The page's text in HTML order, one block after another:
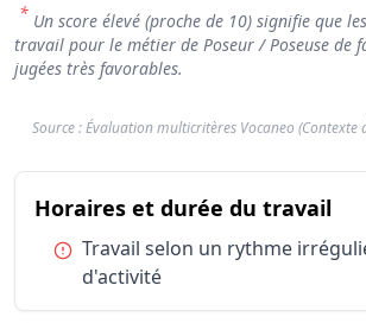
* Un score élevé (proche de 10) signifie que
travail pour le métier de Poseur / Poseuse de
jugées très favorables.
Source : Évaluation multicritères Vocaneo (Contexte
Catégorie
Horaires et durée du travail
Conditions de travail et risques
Conditions de travail et risques
Horaires et durée du travaildu
Condition :
Travail selon un rythme
d'activité